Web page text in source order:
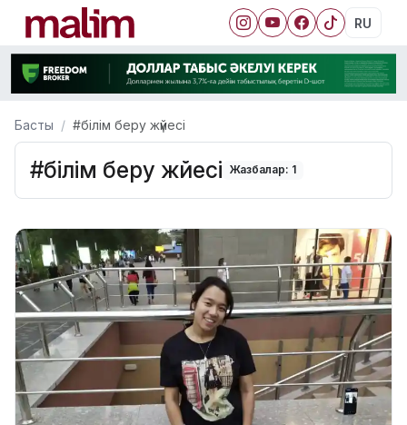
RU
Басты #білім беру жүйесі
#білім беру жүйесі Жазбалар: 1